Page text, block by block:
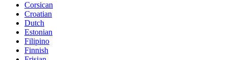
Corsican
Croatian
Dutch
Estonian
Filipino
Finnish